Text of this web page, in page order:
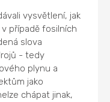
vysvětlení, jak
případě fosilních
slova
- tedy
plynu a
jako
chápat jinak,